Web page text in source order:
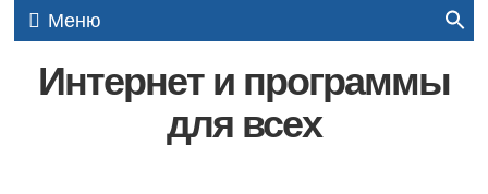
Меню
Интернет и программы
для всех